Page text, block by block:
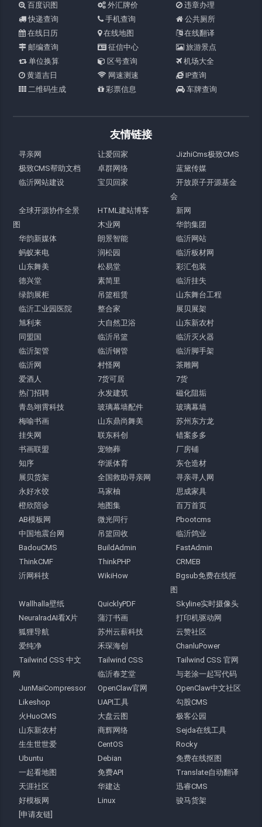
百度识图
外汇牌价
违章办理
快递查询
手机查询
公共厕所
在线日历
在线地图
在线翻译
邮编查询
征信中心
旅游景点
单位换算
区号查询
机场大全
黄道吉日
网速测速
IP查询
二维码生成
彩票信息 车牌查询
友情链接
寻亲网 让爱回家
JizhiCms极致CMS
极致CMS帮助文档
卓群网络
蓝黛传媒
临沂网站建设
宝贝回家
开放原子开源基金
会
全球开源协作全景
图
HTML建站博客
新网
木业网
华韵集团
华韵新媒体
朗景智能
临沂网站
蚂蚁来电
润松园
临沂板材网
山东舞美
松易堂
彩汇包装
德兴堂
素简里
临沂挂失
绿韵展柜
吊篮租赁
山东舞台工程
临沂工业园医院
整合家
展贝展架
旭利来
大自然卫浴
山东新农村
同盟国
临沂吊篮
临沂灭火器
临沂架管
临沂钢管
临沂脚手架
临沂网
村怪网
茶雕网
爱酒人
7货可居
7货
热门招聘
永发建筑
磁化阻垢
青岛翊霄科技
玻璃幕墙配件
玻璃幕墙
梅喻书画
山东鼎尚舞美
苏州东方龙
挂失网
联东科创
错案多多
书画联盟
宠物葬
厂房铺
知序
华派体育
东仓造材
展贝货架
全国救助寻亲网
寻亲寻人网
永好水饺
马家柚
思成家具
橙欣陪诊
地图集
百万首页
AB模板网
微光同行
Pbootcms
中国地震台网
吊篮回收
临沂鸽业
BadouCMS
BuildAdmin
FastAdmin
ThinkCMF
ThinkPHP
CRMEB
沂网科技
WikiHow
Bgsub免费在线抠
图
Wallhalla壁纸
QuicklyPDF
Skyline实时摄像头
NeuralradAI看X片
蒲汀书画
打印机驱动网
狐狸导航
苏州云薪科技
云赞社区
爱纯净
禾琛海创
ChanluPower
Tailwind CSS 中文
网
Tailwind CSS
Tailwind CSS 官网
临沂春芝堂
与老涂一起写代码
JunMaiCompressor
OpenClaw官网
OpenClaw中文社区
Likeshop
UAPI工具
勾股CMS
火HuoCMS
大盘云图
极客公园
山东新农村
商辉网络
Sejda在线工具
生生世世爱
CentOS
Rocky
Ubuntu
Debian
免费在线抠图
一起看地图
免费API
Translate自动翻译
天涯社区
华建达
迅睿CMS
好模板网
Linux
骏马货架
[申请友链]